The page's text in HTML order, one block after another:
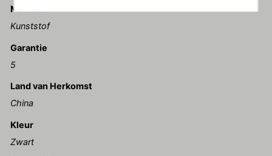
Materiaal
Kunststof
Garantie
5
Land van Herkomst
China
Kleur
Zwart